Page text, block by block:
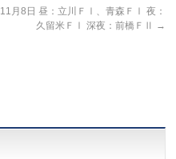
11月8日 昼：立川ＦⅠ、青森ＦⅠ 夜：
久留米ＦⅠ 深夜：前橋ＦⅡ
→